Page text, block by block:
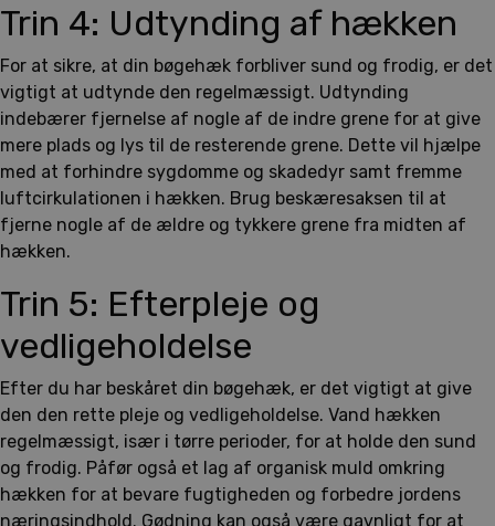
Trin 4: Udtynding af hækken
For at sikre, at din bøgehæk forbliver sund og frodig, er det
vigtigt at udtynde den regelmæssigt. Udtynding
indebærer fjernelse af nogle af de indre grene for at give
mere plads og lys til de resterende grene. Dette vil hjælpe
med at forhindre sygdomme og skadedyr samt fremme
luftcirkulationen i hækken. Brug beskæresaksen til at
fjerne nogle af de ældre og tykkere grene fra midten af
hækken.
Trin 5: Efterpleje og
vedligeholdelse
Efter du har beskåret din bøgehæk, er det vigtigt at give
den den rette pleje og vedligeholdelse. Vand hækken
regelmæssigt, især i tørre perioder, for at holde den sund
og frodig. Påfør også et lag af organisk muld omkring
hækken for at bevare fugtigheden og forbedre jordens
næringsindhold. Gødning kan også være gavnligt for at